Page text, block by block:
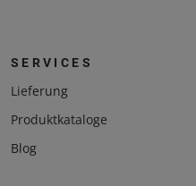
SERVICES
Lieferung
Produktkataloge
Blog